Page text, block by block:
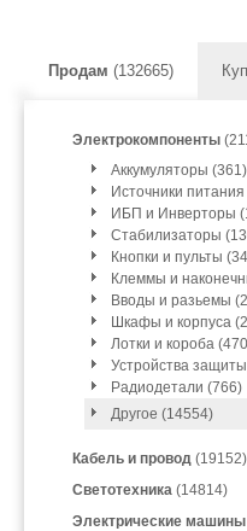
Продам (132665)
Электрокомпоненты
Аккумуляторы (361)
Источники
ИБП и Инверторы
Стабилизаторы
Кнопки и пульты
Клеммы и
Вводы и разьемы
Шкафы и корпуса
Лотки и короба
Устройства
Радиодетали (766)
Другое (14554)
Кабель и провод (19152)
Светотехника (14814)
Электрические машины